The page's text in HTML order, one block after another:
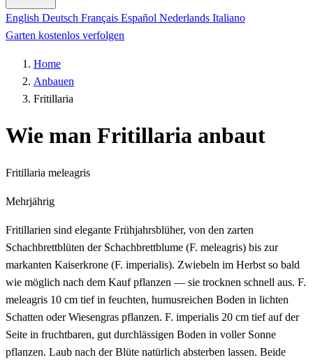
English Deutsch Français Español Nederlands Italiano
Garten kostenlos verfolgen
Home
Anbauen
Fritillaria
Wie man Fritillaria anbaut
Fritillaria meleagris
Mehrjährig
Fritillarien sind elegante Frühjahrsblüher, von den zarten
Schachbrettblüten der Schachbrettblume (F. meleagris) bis zur
markanten Kaiserkrone (F. imperialis). Zwiebeln im Herbst so bald
wie möglich nach dem Kauf pflanzen — sie trocknen schnell aus. F.
meleagris 10 cm tief in feuchten, humusreichen Boden in lichten
Schatten oder Wiesengras pflanzen. F. imperialis 20 cm tief auf der
Seite in fruchtbaren, gut durchlässigen Boden in voller Sonne
pflanzen. Laub nach der Blüte natürlich absterben lassen. Beide